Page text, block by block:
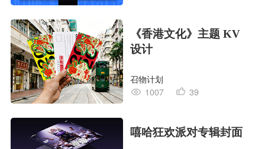
《香港文化》主题 KV
设计
召物计划
1007
39
嘻哈狂欢派对专辑封面